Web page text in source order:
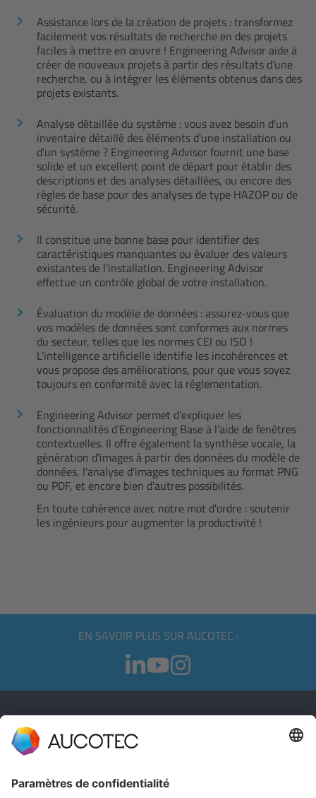
Assistance lors de la création de projets : transformez
facilement vos résultats de recherche en des projets
faciles à mettre en œuvre ! Engineering Advisor aide à
créer de nouveaux projets à partir des résultats d'une
recherche, ou à intégrer les éléments obtenus dans des
projets existants.
Analyse détaillée du système : vous avez besoin d'un
inventaire détaillé des éléments d'une installation ou
d'un système ? Engineering Advisor fournit une base
solide et un excellent point de départ pour établir des
descriptions et des analyses détaillées, ou encore des
règles de base pour des analyses de type HAZOP ou de
sécurité.
Il constitue une bonne base pour identifier des
caractéristiques manquantes ou évaluer des valeurs
existantes de l'installation. Engineering Advisor
effectue un contrôle global de votre installation.
Évaluation du modèle de données : assurez-vous que
vos modèles de données sont conformes aux normes
du secteur, telles que les normes CEI ou ISO !
L'intelligence artificielle identifie les incohérences et
vous propose des améliorations, pour que vous soyez
toujours en conformité avec la réglementation.
Engineering Advisor permet d'expliquer les
fonctionnalités d'Engineering Base à l'aide de fenêtres
contextuelles. Il offre également la synthèse vocale, la
génération d'images à partir des données du modèle de
données, l'analyse d'images techniques au format PNG
ou PDF, et encore bien d'autres possibilités.
En toute cohérence avec notre mot d'ordre : soutenir
les ingénieurs pour augmenter la productivité !
EN SAVOIR PLUS SUR AUCOTEC :
CONTACT